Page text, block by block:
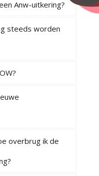
Anw-uitkering?
steeds worden
overbrug ik de